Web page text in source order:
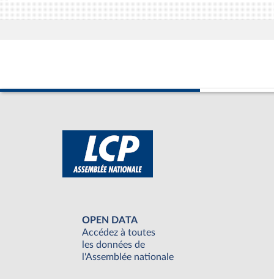
OPEN DATA
Accédez à toutes
les données de
l'Assemblée nationale